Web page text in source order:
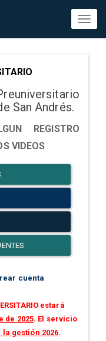
San Andrés.
REGISTRO
VIDEOS
cuenta
estará
de 2025. El servicio
la gestión 2026.